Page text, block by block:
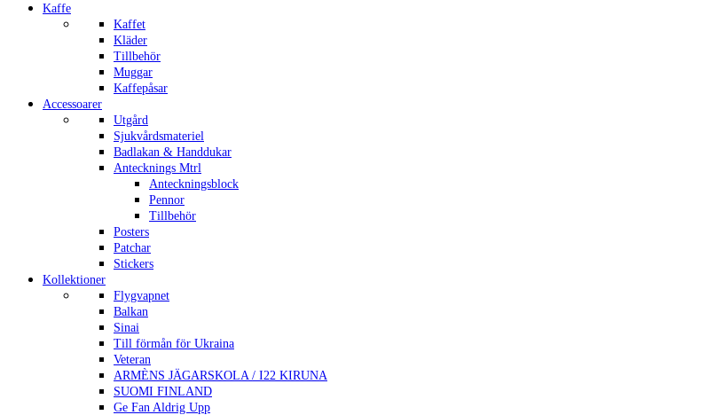
Kaffe
Kaffet
Kläder
Tillbehör
Muggar
Kaffepåsar
Accessoarer
Utgård
Sjukvårdsmateriel
Badlakan & Handdukar
Antecknings Mtrl
Anteckningsblock
Pennor
Tillbehör
Posters
Patchar
Stickers
Kollektioner
Flygvapnet
Balkan
Sinai
Till förmån för Ukraina
Veteran
ARMÈNS JÄGARSKOLA / I22 KIRUNA
SUOMI FINLAND
Ge Fan Aldrig Upp